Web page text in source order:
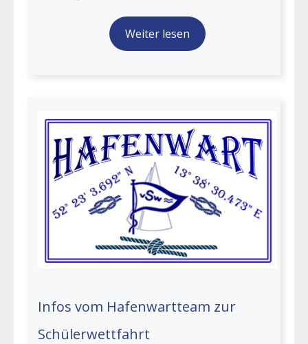
Weiter lesen
Infos vom Hafenwartteam zur
Schülerwettfahrt